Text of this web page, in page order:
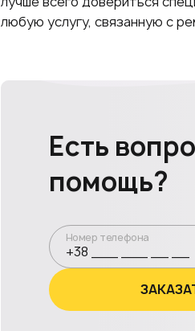
любую услугу, связанную с
Есть
помощь?
Номер телефона